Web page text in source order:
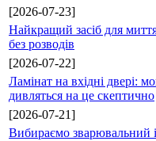
[2026-07-23]
Найкращий засіб для
без розводів
[2026-07-22]
Ламінат на вхідні двері:
дивляться на це скептично
[2026-07-21]
Вибираємо зварювальний